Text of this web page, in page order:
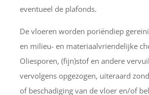
eventueel de plafonds.
De vloeren worden poriëndiep
en milieu- en materiaalvriendelijke
Oliesporen, (fijn)stof en andere
vervolgens opgezogen, uiteraard
of beschadiging van de vloer en/of